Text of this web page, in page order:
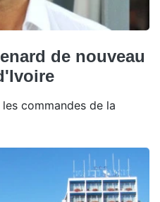
de nouveau
commandes de la